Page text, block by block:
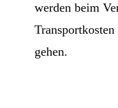
werden beim
gehen.